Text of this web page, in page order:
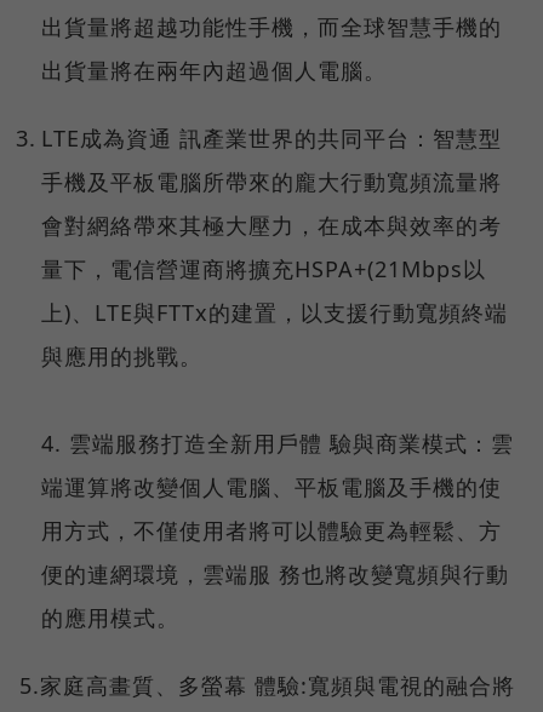
出貨量將超越功能性手機，而全球智慧手機的
出貨量將在兩年內超過個人電腦。
LTE成為資通 訊產業世界的共同平台：智慧型
手機及平板電腦所帶來的龐大行動寬頻流量將
會對網絡帶來其極大壓力，在成本與效率的考
量下，電信營運商將擴充HSPA+(21Mbps以
上) LTE與FTTx的建置， 以支援行動寬頻終端
與應用的挑戰。
4. 雲端服務打造全新用戶體 驗與商業模式 ：雲
端運算將改變個人電腦、平板電腦及手機的使
用方式，不僅使用者將可以體驗更為輕鬆、方
便的連網環境，雲端服 務也將改變寬頻與行動
的應用模式。
5.家庭高畫質、多螢幕 體驗:寬頻與電視的融合將